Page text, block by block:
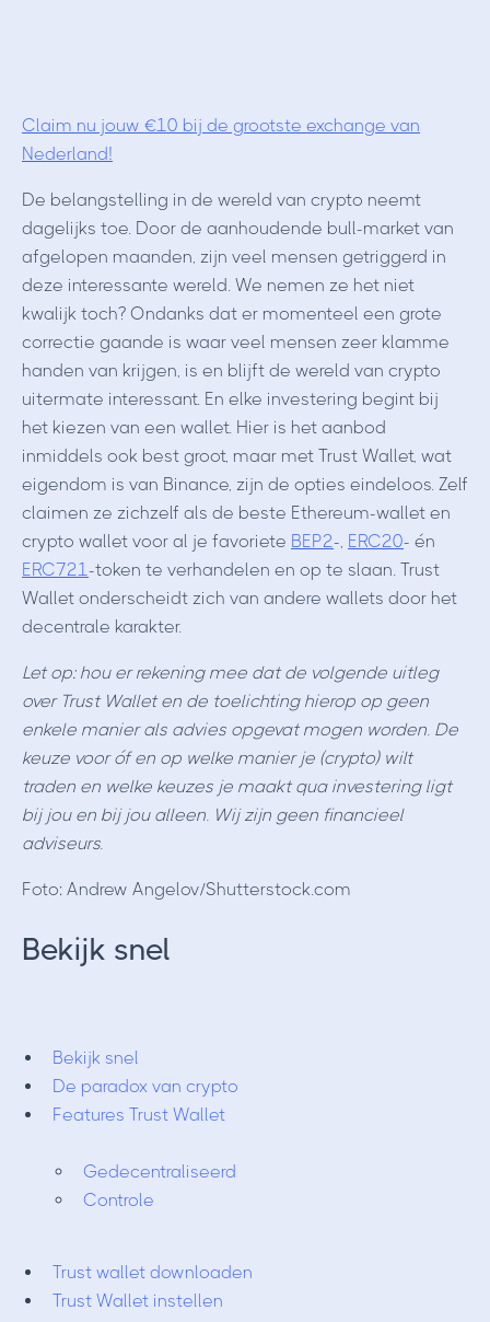
Claim nu jouw €10 bij de grootste exchange van
Nederland!
De belangstelling in de wereld van crypto neemt
dagelijks toe. Door de aanhoudende bull-market van
afgelopen maanden, zijn veel mensen getriggerd in
deze interessante wereld. We nemen ze het niet
kwalijk toch? Ondanks dat er momenteel een grote
correctie gaande is waar veel mensen zeer klamme
handen van krijgen, is en blijft de wereld van crypto
uitermate interessant. En elke investering begint bij
het kiezen van een wallet. Hier is het aanbod
inmiddels ook best groot, maar met Trust Wallet, wat
eigendom is van Binance, zijn de opties eindeloos. Zelf
claimen ze zichzelf als de beste Ethereum-wallet en
crypto wallet voor al je favoriete BEP2-, ERC20- én
ERC721-token te verhandelen en op te slaan. Trust
Wallet onderscheidt zich van andere wallets door het
decentrale karakter.
Let op: hou er rekening mee dat de volgende uitleg
over Trust Wallet en de toelichting hierop op geen
enkele manier als advies opgevat mogen worden. De
keuze voor óf en op welke manier je (crypto) wilt
traden en welke keuzes je maakt qua investering ligt
bij jou en bij jou alleen. Wij zijn geen financieel
adviseurs.
Foto: Andrew Angelov/Shutterstock.com
Bekijk snel
Bekijk snel
De paradox van crypto
Features Trust Wallet
Gedecentraliseerd
Controle
Trust wallet downloaden
Trust Wallet instellen